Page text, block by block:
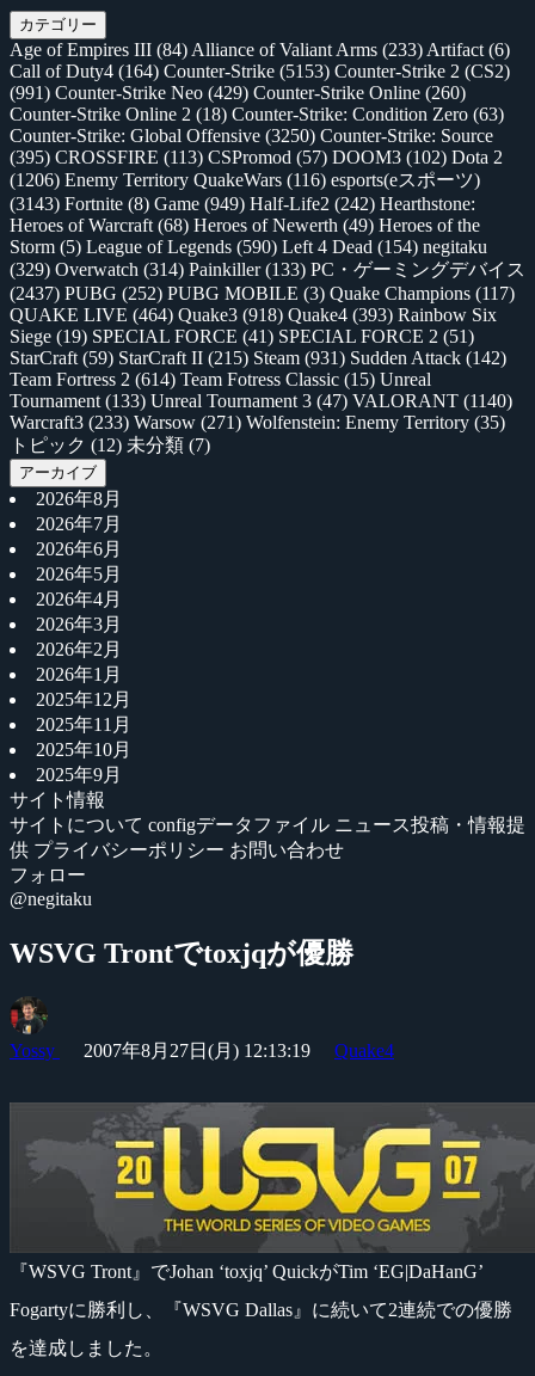
カテゴリー
Age of Empires III (84) Alliance of Valiant Arms (233) Artifact (6)
Call of Duty4 (164) Counter-Strike (5153) Counter-Strike 2 (CS2)
(991) Counter-Strike Neo (429) Counter-Strike Online (260)
Counter-Strike Online 2 (18) Counter-Strike: Condition Zero (63)
Counter-Strike: Global Offensive (3250) Counter-Strike: Source
(395) CROSSFIRE (113) CSPromod (57) DOOM3 (102) Dota 2
(1206) Enemy Territory QuakeWars (116) esports(eスポーツ)
(3143) Fortnite (8) Game (949) Half-Life2 (242) Hearthstone:
Heroes of Warcraft (68) Heroes of Newerth (49) Heroes of the
Storm (5) League of Legends (590) Left 4 Dead (154) negitaku
(329) Overwatch (314) Painkiller(133) PC・ゲーミングデバイス
(2437) PUBG (252) PUBG MOBILE (3) Quake Champions (117)
QUAKE LIVE (464) Quake3 (918) Quake4 (393) Rainbow Six
Siege (19) SPECIAL FORCE (41) SPECIAL FORCE 2 (51)
StarCraft (59) StarCraft II (215) Steam (931) Sudden Attack (142)
Team Fortress 2 (614) Team Fotress Classic (15) Unreal
Tournament (133) Unreal Tournament 3 (47) VALORANT (1140)
Warcraft3 (233) Warsow (271) Wolfenstein: Enemy Territory (35)
トピック (12) 未分類 (7)
アーカイブ
2026年8月
2026年7月
2026年6月
2026年5月
2026年4月
2026年3月
2026年2月
2026年1月
2025年12月
2025年11月
2025年10月
2025年9月
サイト情報
サイトについて configデータファイル ニュース投稿・情報提
供 プライバシーポリシー お問い合わせ
フォロー
@negitaku
WSVG Trontでtoxjqが優勝
Yossy 2007年8月27日(月) 12:13:19 Quake4
『WSVG Tront』でJohan ‘toxjq’ QuickがTim ‘EG|DaHanG’
Fogartyに勝利し、『WSVG Dallas』に続いて2連続での優勝
を達成しました。